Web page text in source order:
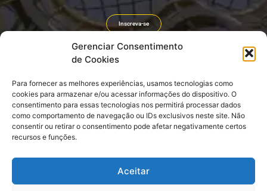
Gerenciar Consentimento
de Cookies
Para fornecer as melhores experiências, usamos tecnologias como
cookies para armazenar e/ou acessar informações do dispositivo. O
consentimento para essas tecnologias nos permitirá processar dados
como comportamento de navegação ou IDs exclusivos neste site. Não
consentir ou retirar o consentimento pode afetar negativamente certos
recursos e funções.
Aceitar
Inscreva-se
Guia rápido
Sobre nós
Seja um Artista CULT! (GRÁTIS)
Seja um Embaixador CULT!
Login: EMBAIXADOR CULT
Divulgação
Portal GIRO CULT
Revista GIRO CULT
Agenda Cultural e Turística